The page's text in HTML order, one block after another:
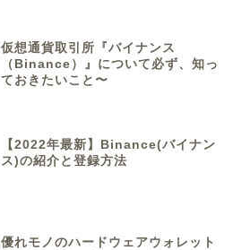
仮想通貨取引所『バイナンス
（Binance）』について必ず、知っ
ておきたいこと〜
【2022年最新】Binance(バイナン
ス)の紹介と登録方法
優れモノのハードウェアウォレット